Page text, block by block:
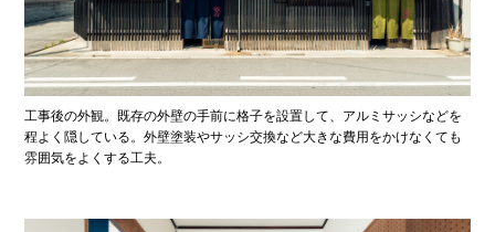
工事後の外観。既存の外壁の手前に格子を設置して、アルミサッシなどを
程よく隠している。外壁塗装やサッシ交換など大きな費用をかけなくても
雰囲気をよくする工夫。